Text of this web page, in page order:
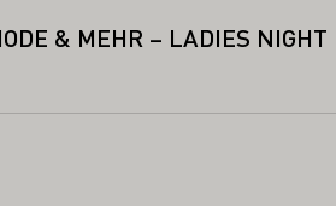
& MEHR – LADIES NIGHT